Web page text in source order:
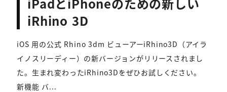
iRhino 3D
iOS 用の公式 Rhino 3dm ビューアーiRhino3D（アイラ
イノスリーディー）の新バージョンがリリースされまし
た。生まれ変わったiRhino3Dをぜひお試しください。
新機能 バ...